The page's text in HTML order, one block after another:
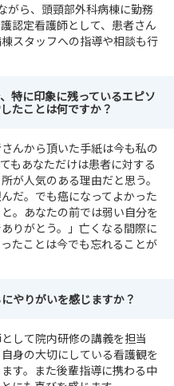
がら、頭頸部外科病棟に勤務
認定看護師として、患者さん
スタッフへの指導や相談も行
特に印象に残っているエピソ
たことは何ですか？
んから頂いた手紙は今も私の
もあなただけは患者に対する
が人気のある理由だと思う。
だ。でも癌になってよかった
。あなたの前では弱い自分を
りがとう。」亡くなる間際に
たことは今でも忘れることが
やりがいを感じますか？
して院内研修の講義を担当
身の大切にしている看護観を
す。また後輩指導に携わる中